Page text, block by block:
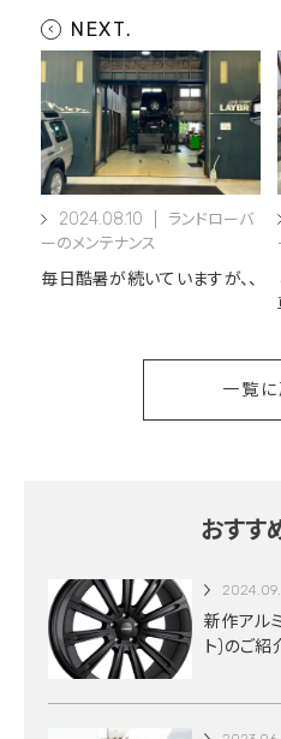
2024.08.10
ランドローバ
ーのメンテナンス
毎日酷暑が続いていますが、、
一覧に
おすす
新作アル
ト)のご紹